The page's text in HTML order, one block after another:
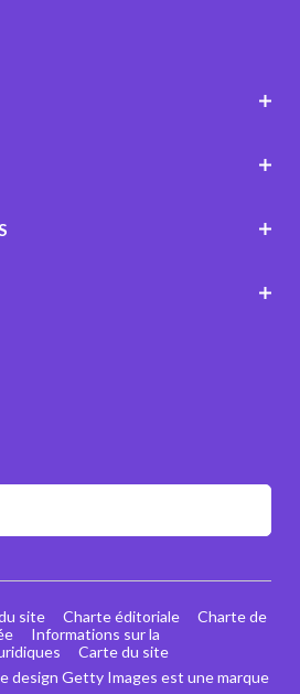
design Getty Images est une marque
site Charte éditoriale
Charte de
Informations sur la
Carte du site